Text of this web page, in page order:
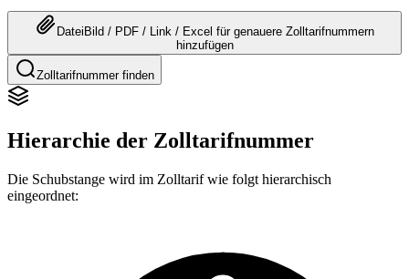
Datei Bild / PDF / Link / Excel für genauere Zolltarifnummern
hinzufügen
Zolltarifnummer finden
Hierarchie der Zolltarifnummer
Die Schubstange wird im Zolltarif wie folgt hierarchisch
eingeordnet: